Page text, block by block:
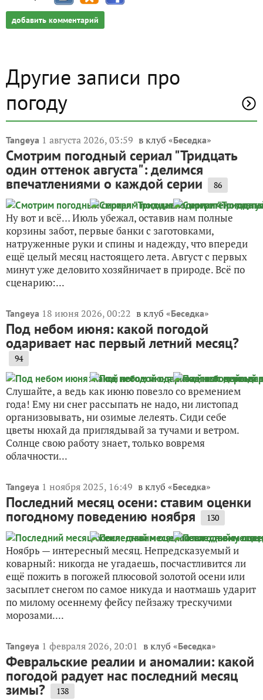
добавить комментарий
Другие записи про
погоду
Tangeya 1 августа 2026, 03:59 в клуб «Беседка»
Смотрим погодный сериал "Тридцать
один оттенок августа": делимся
впечатлениями о каждой серии 86
Ну вот и всё… Июль убежал, оставив нам полные
корзины забот, первые банки с заготовками,
натруженные руки и спины и надежду, что впереди
ещё целый месяц настоящего лета. Август с первых
минут уже деловито хозяйничает в природе. Всё по
сценарию:...
Tangeya 18 июня 2026, 00:22 в клуб «Беседка»
Под небом июня: какой погодой
одаривает нас первый летний месяц?
94
Слушайте, а ведь как июню повезло со времением
года! Ему ни снег рассыпать не надо, ни листопад
организовывать, ни озимые лелеять. Сиди себе
цветы нюхай да приглядывай за тучами и ветром.
Солнце свою работу знает, только вовремя
облачности...
Tangeya 1 ноября 2025, 16:49 в клуб «Беседка»
Последний месяц осени: ставим оценки
погодному поведению ноября 130
Ноябрь — интересный месяц. Непредсказуемый и
коварный: никогда не угадаешь, посчастливится ли
ещё пожить в погожей плюсовой золотой осени или
засыплет снегом по самое никуда и наотмашь ударит
по милому осеннему фейсу пейзажу трескучими
морозами....
Tangeya 1 февраля 2026, 20:01 в клуб «Беседка»
Февральские реалии и аномалии: какой
погодой радует нас последний месяц
зимы? 138